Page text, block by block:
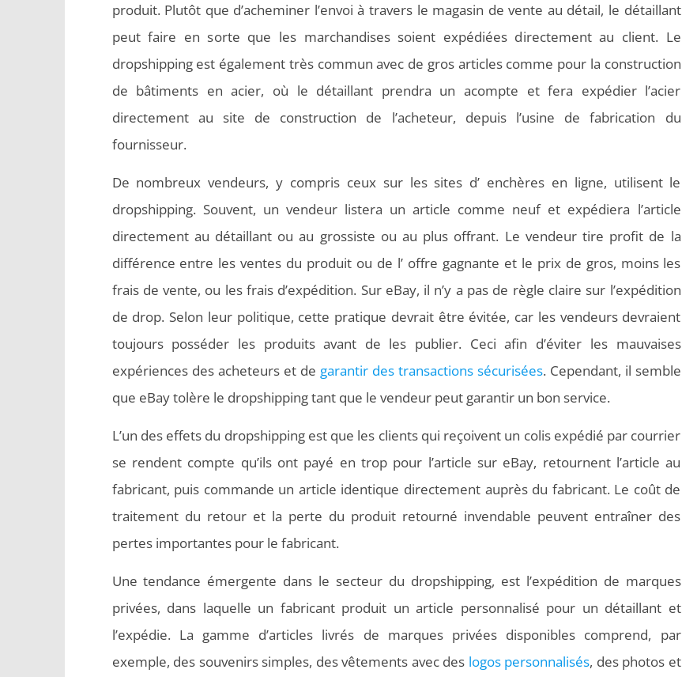
produit. Plutôt que d’acheminer l’envoi à travers le magasin de vente au détail, le détaillant
peut faire en sorte que les marchandises soient expédiées directement au client. Le
dropshipping est également très commun avec de gros articles comme pour la construction
de bâtiments en acier, où le détaillant prendra un acompte et fera expédier l’acier
directement au site de construction de l’acheteur, depuis l’usine de fabrication du
fournisseur.
De nombreux vendeurs, y compris ceux sur les sites d’ enchères en ligne, utilisent le
dropshipping. Souvent, un vendeur listera un article comme neuf et expédiera l’article
directement au détaillant ou au grossiste ou au plus offrant. Le vendeur tire profit de la
différence entre les ventes du produit ou de l’ offre gagnante et le prix de gros, moins les
frais de vente, ou les frais d’expédition. Sur eBay, il n’y a pas de règle claire sur l’expédition
de drop. Selon leur politique, cette pratique devrait être évitée, car les vendeurs devraient
toujours posséder les produits avant de les publier. Ceci afin d’éviter les mauvaises
expériences des acheteurs et de garantir des transactions sécurisées. Cependant, il semble
que eBay tolère le dropshipping tant que le vendeur peut garantir un bon service.
L’un des effets du dropshipping est que les clients qui reçoivent un colis expédié par courrier
se rendent compte qu’ils ont payé en trop pour l’article sur eBay, retournent l’article au
fabricant, puis commande un article identique directement auprès du fabricant. Le coût de
traitement du retour et la perte du produit retourné invendable peuvent entraîner des
pertes importantes pour le fabricant.
Une tendance émergente dans le secteur du dropshipping, est l’expédition de marques
privées, dans laquelle un fabricant produit un article personnalisé pour un détaillant et
l’expédie. La gamme d’articles livrés de marques privées disponibles comprend, par
exemple, des souvenirs simples, des vêtements avec des logos personnalisés, des photos et